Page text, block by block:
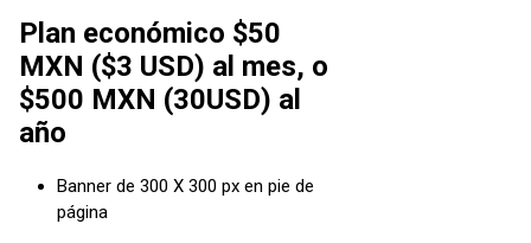
Plan económico $50
MXN ($3 USD) al mes, o
$500 MXN (30USD) al
año
Banner de 300 X 300 px en pie de
página